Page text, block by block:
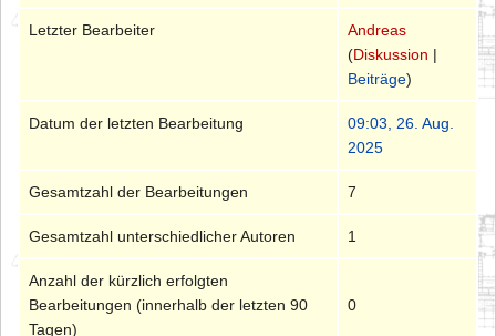
Letzter Bearbeiter
Andreas
(Diskussion |
Beiträge)
Datum der letzten Bearbeitung
09:03, 26. Aug.
2025
Gesamtzahl der Bearbeitungen 7
Gesamtzahl unterschiedlicher Autoren 1
Anzahl der kürzlich erfolgten
Bearbeitungen (innerhalb der letzten 90
Tagen)
0